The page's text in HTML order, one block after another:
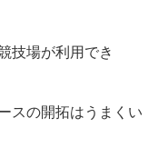
技場が利用でき
スの開拓はうまくい